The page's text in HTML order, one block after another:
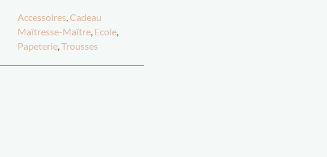
Accessoires,Cadeau
Maîtresse-Maître, Ecole,
Papeterie,Trousses